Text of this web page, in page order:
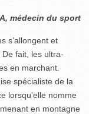
médecin du sport
s’allongent et
fait, les ultra-
en marchant.
spécialiste de la
lorsqu’elle nomme
en montagne